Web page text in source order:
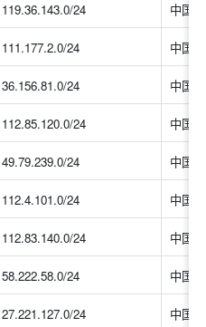
119.36.143.0/24 中国
111.177.2.0/24 中国
36.156.81.0/24 中国
112.85.120.0/24 中国
49.79.239.0/24 中国
112.4.101.0/24 中国
112.83.140.0/24 中国
58.222.58.0/24 中国
27.221.127.0/24 中国